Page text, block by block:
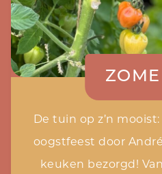
De tuin op z’n
oogstfeest door
keuken bezorgd!